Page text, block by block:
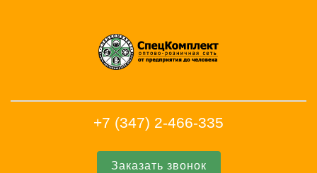
+7 (347) 2-466-335
Заказать звонок